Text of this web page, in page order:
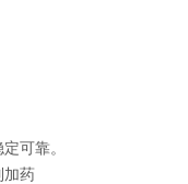
可靠。
加药